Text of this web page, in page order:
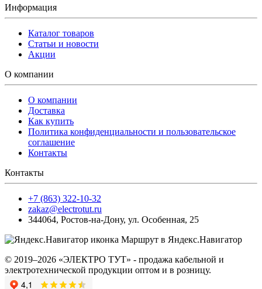
Информация
Каталог товаров
Статьи и новости
Акции
О компании
О компании
Доставка
Как купить
Политика конфиденциальности и пользовательское
соглашение
Контакты
Контакты
+7 (863) 322-10-32
zakaz@electrotut.ru
344064, Ростов-на-Дону, ул. Особенная, 25
Маршрут в Яндекс.Навигатор
© 2019–2026 «ЭЛЕКТРО ТУТ» - продажа кабельной и
электротехнической продукции оптом и в розницу.